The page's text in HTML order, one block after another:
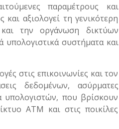
παραμέτρους και
αξιολογεί τη γενικότερη
την οργάνωση δικτύων
υπολογιστικά συστήματα και
στις επικοινωνίες και τον
δεδομένων, ασύρματες
υπολογιστών, που βρίσκουν
ΑΤΜ και στις ποικίλες